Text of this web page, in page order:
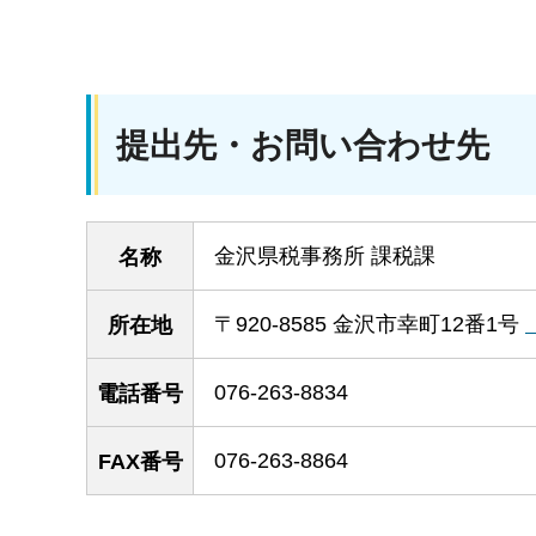
提出先・お問い合わせ先
名称 金沢県税事務所 課税課
所在地 〒920-8585 金沢市幸町12番1号
電話番号 076-263-8834
FAX番号 076-263-8864